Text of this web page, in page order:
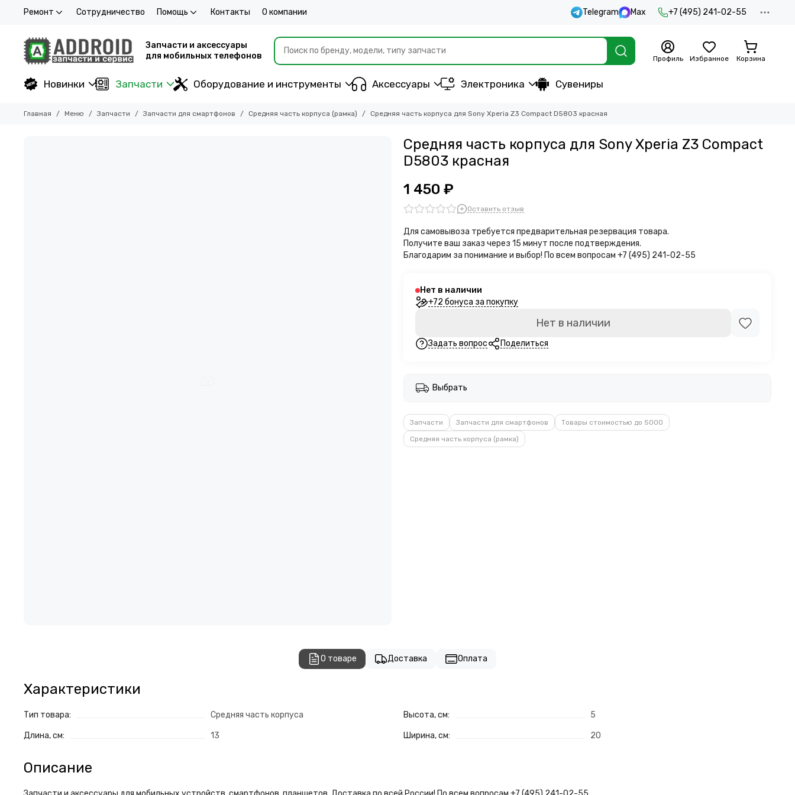
Ремонт Сотрудничество Помощь Контакты О компании Telegram Max +7 (495) 241-02-55
Запчасти и аксессуары
для мобильных телефонов
Профиль Избранное Корзина
Новинки Запчасти Оборудование и инструменты Аксессуары Электроника Сувениры
Главная Меню Запчасти Запчасти для смартфонов Средняя часть корпуса (рамка) Средняя часть корпуса для Sony Xperia Z3 Compact D5803 красная
Средняя часть корпуса для Sony Xperia Z3 Compact
D5803 красная
1 450 ₽
Оставить отзыв
Для самовывоза требуется предварительная резервация товара.
Получите ваш заказ через 15 минут после подтверждения.
Благодарим за понимание и выбор! По всем вопросам +7 (495) 241-02-55
Нет в наличии
+72 бонуса за покупку
Нет в наличии
Задать вопрос Поделиться
Выбрать
Запчасти Запчасти для смартфонов
Товары стоимостью до 5000
Средняя часть корпуса (рамка)
О товаре Доставка Оплата
Характеристики
Тип товара: Средняя часть корпуса
Длина, см: 13
Высота, см: 5
Ширина, см: 20
Описание